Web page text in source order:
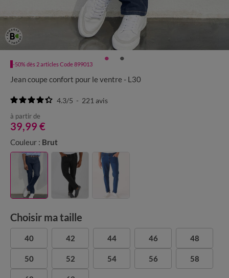
-50% dès 2 articles Code 899013
Jean coupe confort pour le ventre - L30
4.3/5 - 221 avis
à partir de
39,99 €
Couleur : Brut
Choisir ma taille
40 42 44 46 48
50 52 54 56 58